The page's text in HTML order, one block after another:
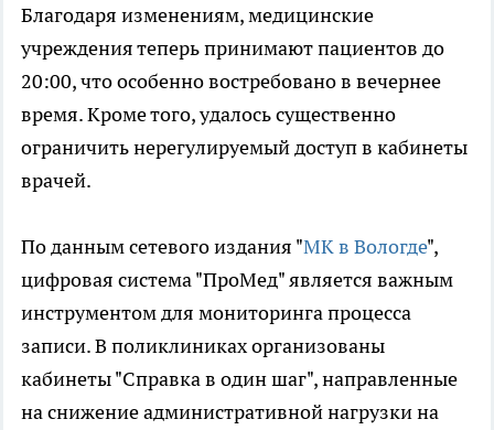
Благодаря изменениям, медицинские
учреждения теперь принимают пациентов до
20:00, что особенно востребовано в вечернее
время. Кроме того, удалось существенно
ограничить нерегулируемый доступ в кабинеты
врачей.
По данным сетевого издания "МК в Вологде",
цифровая система "ПроМед" является важным
инструментом для мониторинга процесса
записи. В поликлиниках организованы
кабинеты "Справка в один шаг", направленные
на снижение административной нагрузки на